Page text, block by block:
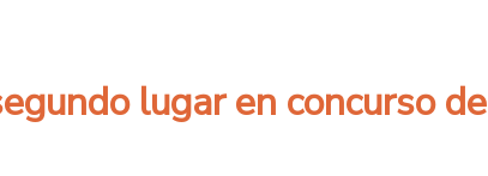
lugar en concurso de